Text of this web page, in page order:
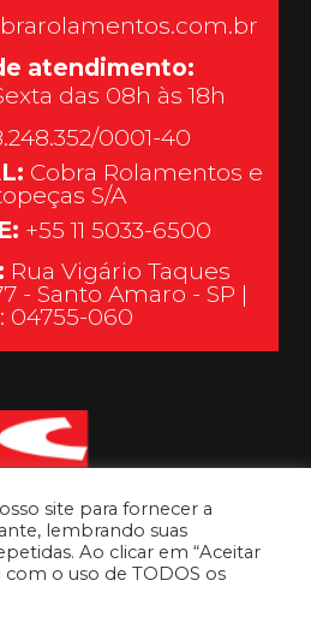
atendimento:
das 08h às 18h
0001-40
Cobra Rolamentos e
S/A
+55 11 5033-6500
Rua Vigário Taques
- Santo Amaro - SP |
04755-060
site para fornecer a
lembrando suas
Ao clicar em “Aceitar
o uso de TODOS os